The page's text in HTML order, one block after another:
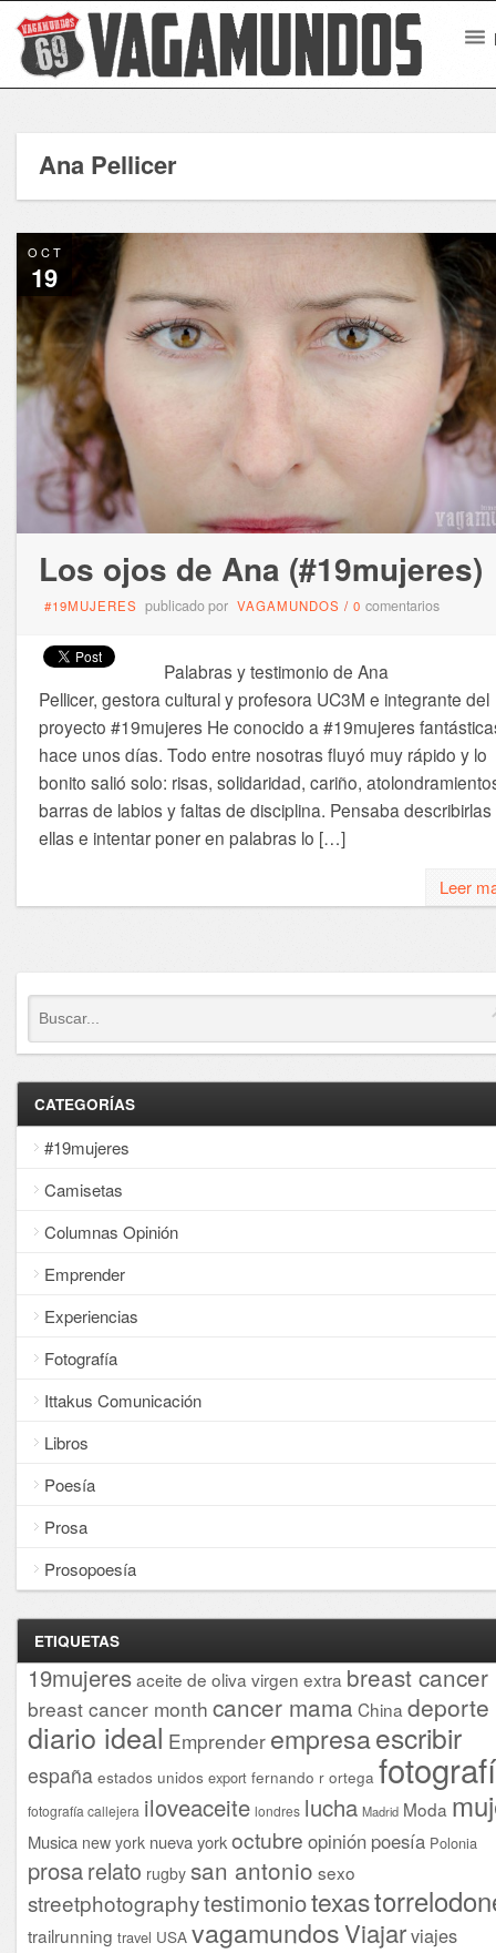
Ana Pellicer
OCT
19
Los ojos de Ana (#19mujeres)
#19MUJERES publicado por VAGAMUNDOS / 0 comentarios
Palabras y testimonio de Ana
Pellicer, gestora cultural y profesora UC3M e integrante del
proyecto #19mujeres He conocido a #19mujeres
hace unos días. Todo entre nosotras fluyó muy rápido y lo
bonito salió solo: risas, solidaridad, cariño,
barras de labios y faltas de disciplina. Pensaba describirlas
ellas e intentar poner en palabras lo […]
Leer
CATEGORÍAS
#19mujeres
Camisetas
Columnas Opinión
Emprender
Experiencias
Fotografía
Ittakus Comunicación
Libros
Poesía
Prosa
Prosopoesía
ETIQUETAS
19mujeresaceite de oliva virgen extra breast cancer
breast cancer month cancer mama China deporte
diario ideal Emprender empresaescribir
españa estados unidos export fernando r ortega
fotografía callejera iloveaceite londres lucha Madrid Moda
Musica new york nueva yorkoctubre opinión poesía Polonia
prosarelato rugby san antonio sexo
streetphotographytestimoniotexas
trailrunning travel USA vagamundosViajarviajes